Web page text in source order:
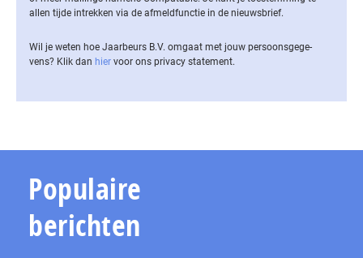
allen tijde intrekken via de af­meld­func­tie in de nieuwsbrief.
Wil je weten hoe Jaarbeurs B.V. omgaat met jouw per­soons­ge­ge­
vens? Klik dan hier voor ons privacy statement.
Populaire
berichten